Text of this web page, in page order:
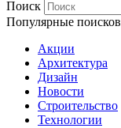
Поиск
Популярные
Акции
Архитектура
Дизайн
Новости
Строительство
Технологии